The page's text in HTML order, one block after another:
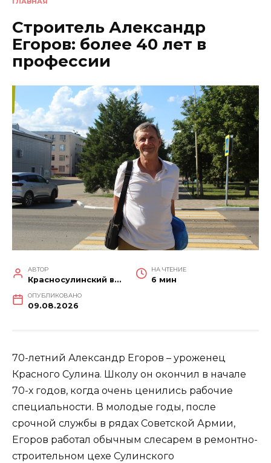
Строитель Александр
Егоров: более 40 лет в
профессии
АВТОР
Красносулинский вестник
НА ЧТЕНИЕ
6 мин
ОПУБЛИКОВАНО
09.08.2026
70-летний Александр Егоров – уроженец
Красного Сулина. Школу он окончил в начале
70-х годов, когда очень ценились рабочие
специальности. В молодые годы, после
срочной службы в рядах Советской Армии,
Егоров работал обычным слесарем в ремонтно-
строительном цехе Сулинского